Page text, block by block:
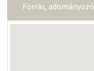
Forrás, adományozó